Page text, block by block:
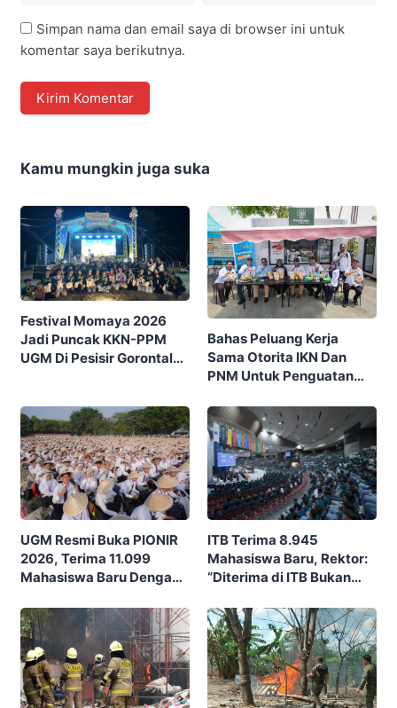
Simpan nama dan email saya di browser ini untuk
komentar saya berikutnya.
Kamu mungkin juga suka
Festival Momaya 2026
Jadi Puncak KKN-PPM
UGM Di Pesisir Gorontalo,
Bahas Peluang Kerja
Sama Otorita IKN Dan
PNM Untuk Penguatan
Nusantara
UGM Resmi Buka PIONIR
2026, Terima 11.099
Mahasiswa Baru Dengan
Membangun Bangsa”
ITB Terima 8.945
Mahasiswa Baru, Rektor:
“Diterima di ITB Bukan